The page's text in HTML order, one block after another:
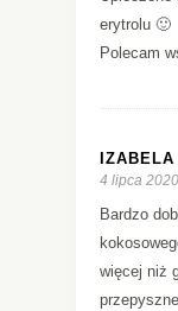
erytrolu 🙂
Polecam
IZABELA
4 lipca
Bardzo
więcej niż